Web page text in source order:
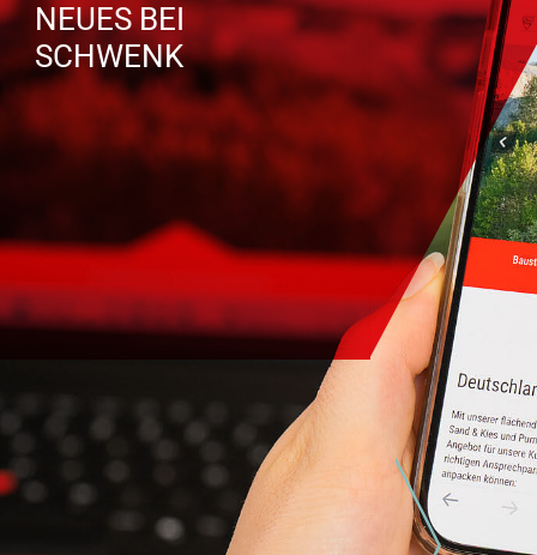
NEUES BEI
SCHWENK